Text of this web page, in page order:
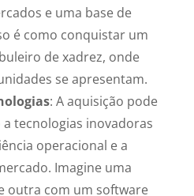
e uma base de
é como conquistar um
de xadrez, onde
se apresentam.
: A aquisição pode
tecnologias inovadoras
operacional e a
Imagine uma
outra com um software